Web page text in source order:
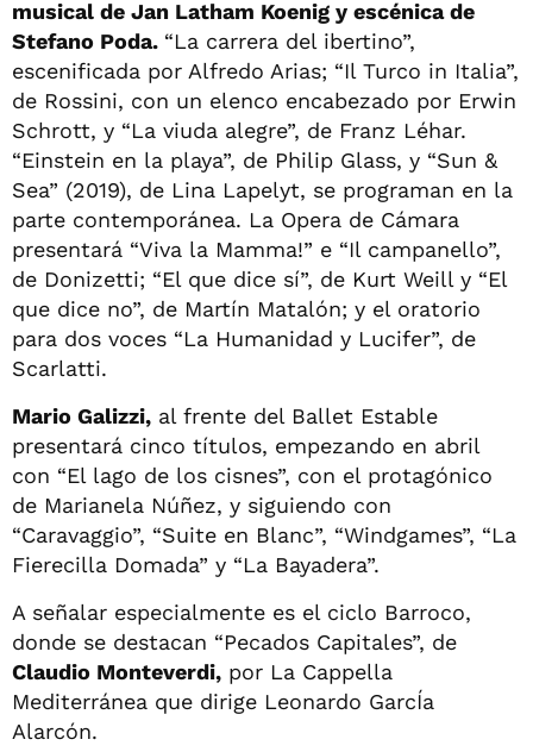
musical de Jan Latham Koenig y escénica de
Stefano Poda. “La carrera del ibertino”,
escenificada por Alfredo Arias; “Il Turco in Italia”,
de Rossini, con un elenco encabezado por Erwin
Schrott, y “La viuda alegre”, de Franz Léhar.
“Einstein en la playa”, de Philip Glass, y “Sun &
Sea” (2019), de Lina Lapelyt, se programan en la
parte contemporánea. La Opera de Cámara
presentará “Viva la Mamma!” e “Il campanello”,
de Donizetti; “El que dice sí”, de Kurt Weill y “El
que dice no”, de Martín Matalón; y el oratorio
para dos voces “La Humanidad y Lucifer”, de
Scarlatti.
Mario Galizzi, al frente del Ballet Estable
presentará cinco títulos, empezando en abril
con “El lago de los cisnes”, con el protagónico
de Marianela Núñez, y siguiendo con
“Caravaggio”, “Suite en Blanc”, “Windgames”, “La
Fierecilla Domada” y “La Bayadera”.
A señalar especialmente es el ciclo Barroco,
donde se destacan “Pecados Capitales”, de
Claudio Monteverdi, por La Cappella
Mediterránea que dirige Leonardo GarcÍa
Alarcón.